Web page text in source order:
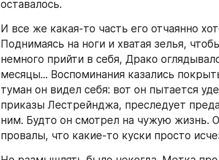
оставалось.
И все же какая-то часть его отчаянно
Поднимаясь на ноги и хватая зелья,
немного прийти в себя, Драко
месяцы... Воспоминания казались
туман он видел себя: вот он пытается
приказы Лестрейнджа, преследует
ним. Будто он смотрел на чужую жизнь.
провалы, что какие-то куски просто